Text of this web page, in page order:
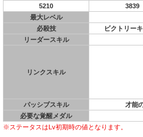
5210
3839
最大レベル
必殺技
ビクトリー
リーダースキル
リンクスキル
パッシブスキル
才能
必要な覚醒メダル
※ステータスはLv初期時の値となります。